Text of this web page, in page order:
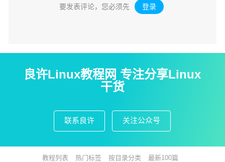
要发表评论，您必须先 登录 。
良许Linux教程网 专注分享Linux
干货
联系良许 关注公众号
教程列表 热门标签 按目录分类 最新100篇